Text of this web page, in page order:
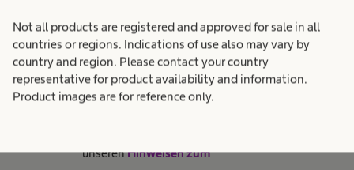
Not all products are registered and approved for sale in all
countries or regions. Indications of use also may vary by
country and region. Please contact your country
representative for product availability and information.
Product images are for reference only.
Deutschland GmbH & Co. KG
Weitere Informationen über die
Verarbeitung Ihrer Daten und Ihre
unserenHinweisen zum